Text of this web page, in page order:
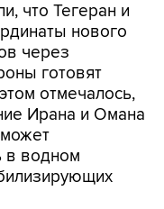
что Тегеран и
нового
через
готовят
отмечалось,
Ирана и Омана
в водном